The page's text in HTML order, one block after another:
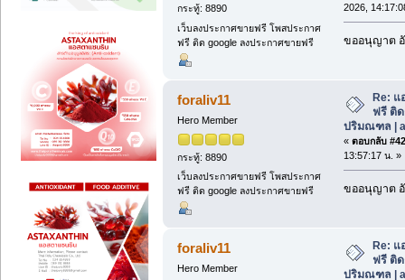
กระทู้: 8890
เว็บลงประกาศขายฟรี โพสประกาศ
ฟรี ติด google ลงประกาศขายฟรี
2026,
ขออนุญาต
foraliv11
Hero Member
กระทู้: 8890
เว็บลงประกาศขายฟรี โพสประกาศ
ฟรี ติด google ลงประกาศขายฟรี
Re:
ฟรี ติ
ปริมณฑล |
« ตอบกลับ
13:57:17 น. »
ขออนุญาต
foraliv11
Hero Member
Re:
ฟรี ติ
ปริมณฑล |